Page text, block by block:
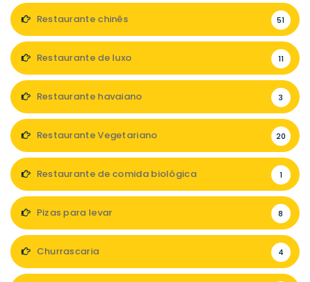
Restaurante chinês 51
Restaurante de luxo 11
Restaurante havaiano 3
Restaurante Vegetariano 20
Restaurante de comida biológica 1
Pizas para levar 8
Churrascaria 4